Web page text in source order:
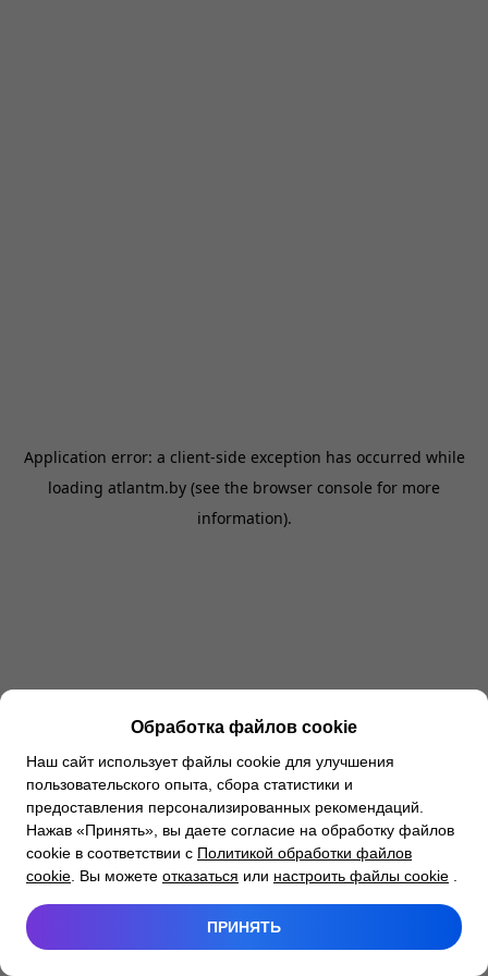
Application error: a client-side exception has occurred while
loading atlantm.by (see the browser console for more
information).
Обработка файлов cookie
Наш сайт использует файлы cookie для улучшения
пользовательского опыта, сбора статистики и
предоставления персонализированных рекомендаций.
Нажав «Принять», вы даете согласие на обработку файлов
cookie в соответствии с Политикой обработки файлов
cookie . Вы можете отказаться или настроить файлы cookie
ПРИНЯТЬ